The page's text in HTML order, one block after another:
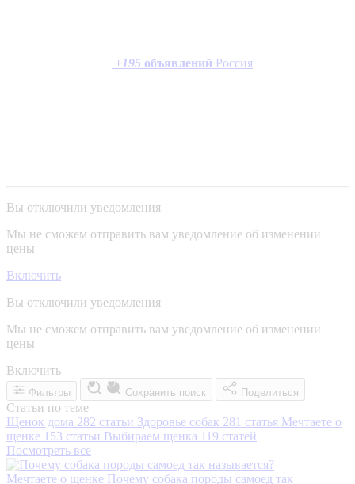
+195 объявлений Россия
Вы отключили уведомления
Мы не сможем отправить вам уведомление об изменении
цены
Включить
Вы отключили уведомления
Мы не сможем отправить вам уведомление об изменении
цены
Включить
Фильтры Сохранить поиск Поделиться
Статьи по теме
Щенок дома 282 статьи Здоровье собак 281 статья Мечтаете о
щенке 153 статьи Выбираем щенка 119 статей
Посмотреть все
Мечтаете о щенке Почему собака породы самоед так